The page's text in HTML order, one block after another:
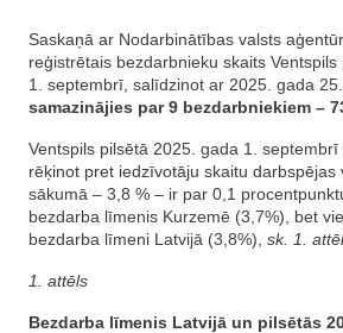
Saskaņā ar Nodarbinātības valsts
reģistrētais bezdarbnieku skaits
1. septembrī, salīdzinot ar 2025. gada
samazinājies par 9 bezdarbniekiem –
Ventspils pilsētā 2025. gada 1. septembrī
rēķinot pret iedzīvotāju skaitu darbspējas
sākumā – 3,8 % – ir par 0,1
bezdarba līmenis Kurzemē (3,7%), bet
bezdarba līmeni Latvijā (3,8%), sk. 1.
1. attēls
Bezdarba līmenis Latvijā un pilsētās